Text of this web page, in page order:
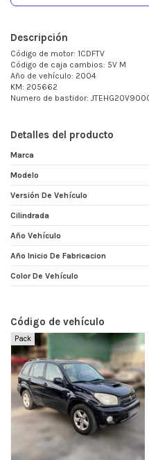
Descripción
Código de motor: 1CDFTV
Código de caja cambios: 5V M
Año de vehículo: 2004
KM: 205662
Numero de bastidor:
Detalles del producto
Marca
Modelo
Versión De Vehículo
Cilindrada
Año Vehículo
Año Inicio De Fabricacion
Color De Vehículo
Código de vehículo
Pack